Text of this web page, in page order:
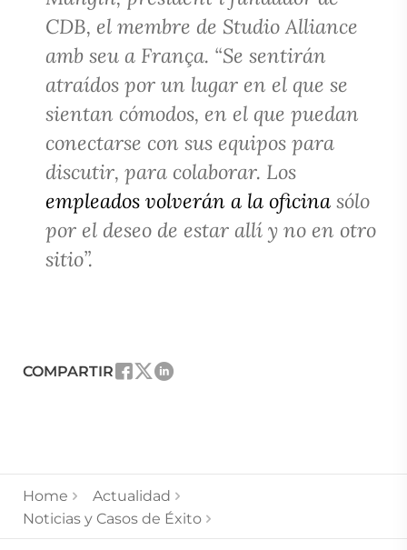
CDB, el membre de Studio Alliance
amb seu a França. “Se sentirán
atraídos por un lugar en el que se
sientan cómodos, en el que puedan
conectarse con sus equipos para
discutir, para colaborar. Los
empleados volverán a la oficina sólo
por el deseo de estar allí y no en otro
sitio”.
COMPARTIR
Home
Actualidad
Noticias y Casos de Éxito